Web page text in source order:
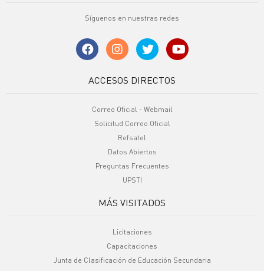
Síguenos en nuestras redes
ACCESOS DIRECTOS
Correo Oficial - Webmail
Solicitud Correo Oficial
Refsatel
Datos Abiertos
Preguntas Frecuentes
UPSTI
MÁS VISITADOS
Licitaciones
Capacitaciones
Junta de Clasificación de Educación Secundaria